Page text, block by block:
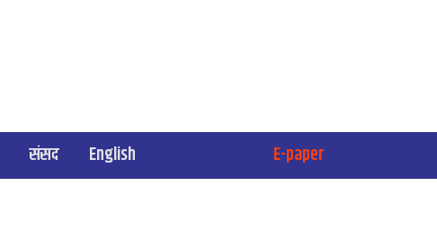
संसद English E-paper